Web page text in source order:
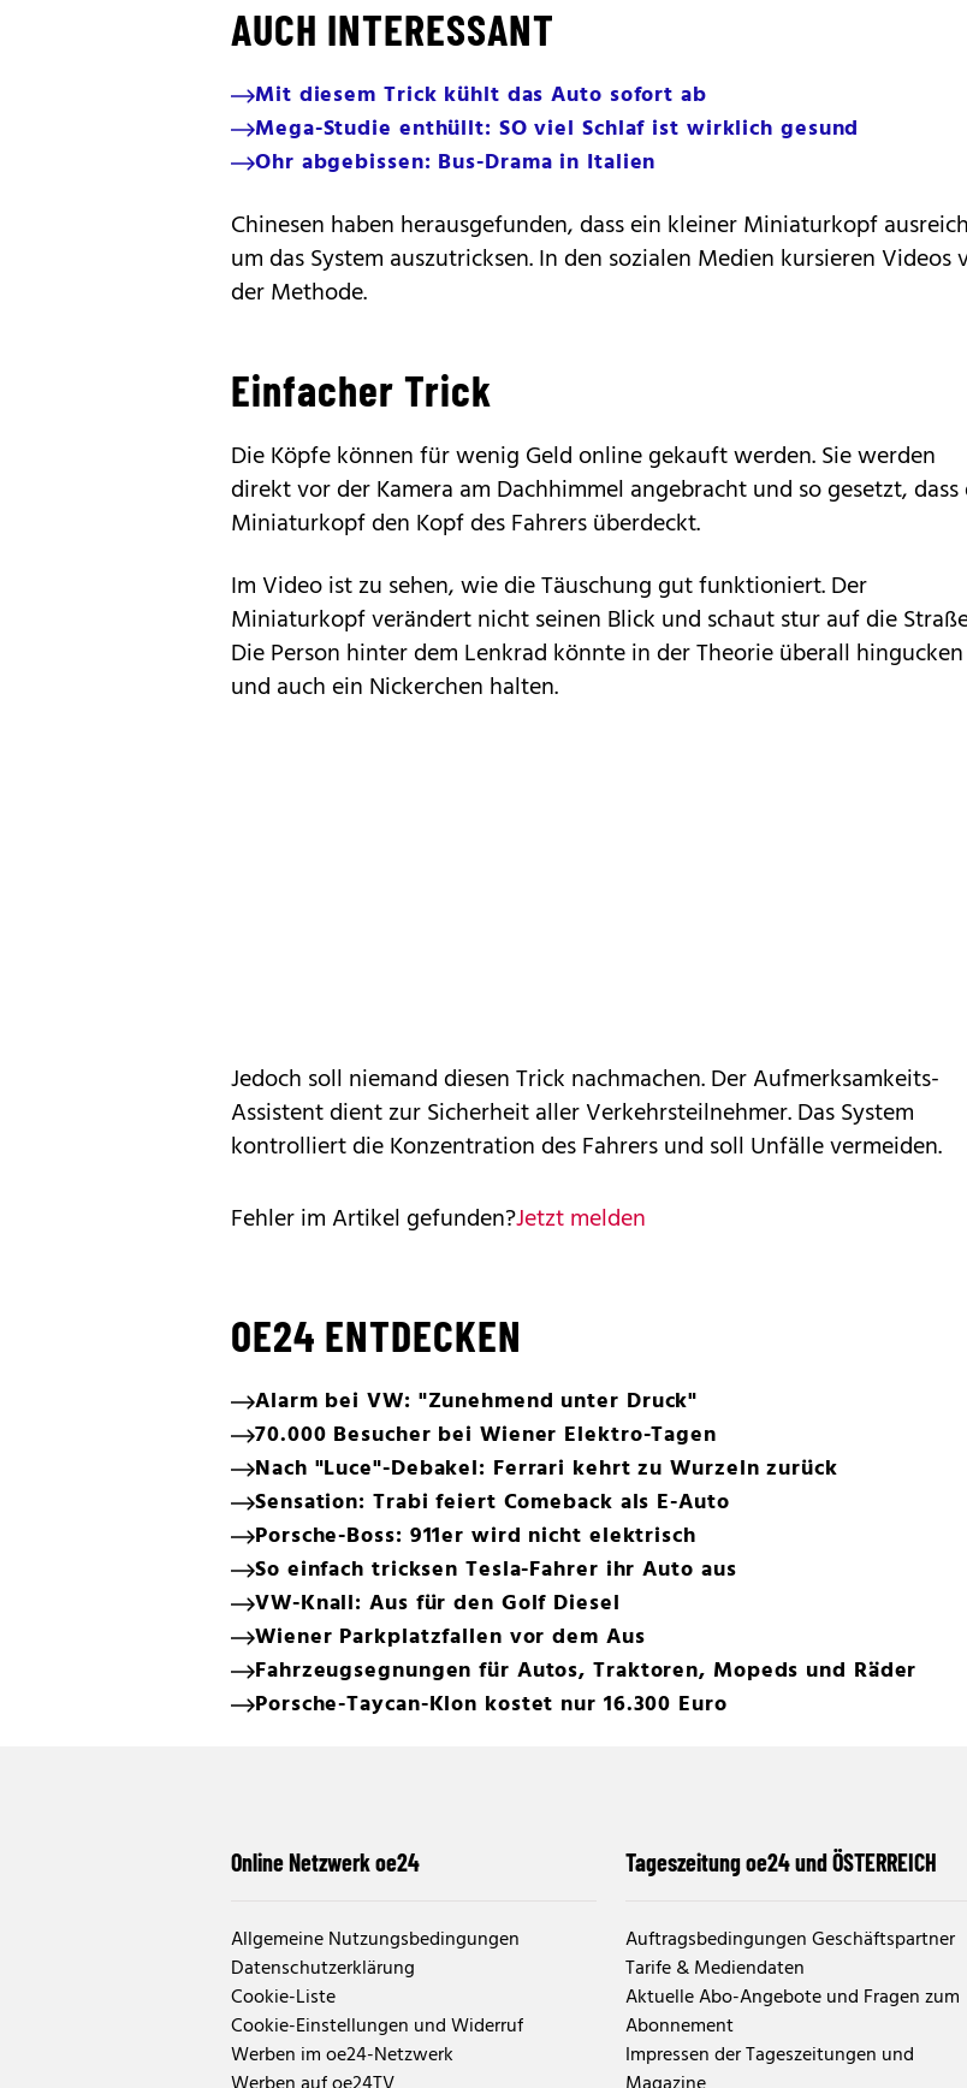
AUCH INTERESSANT
Mit diesem Trick kühlt das Auto sofort ab
Mega-Studie enthüllt: SO viel Schlaf ist wirklich gesund
Ohr abgebissen: Bus-Drama in Italien
Chinesen haben herausgefunden, dass ein kleiner Miniaturkopf
um das System auszutricksen. In den sozialen Medien kursieren Videos
der Methode.
Einfacher Trick
Die Köpfe können für wenig Geld online gekauft werden. Sie werden
direkt vor der Kamera am Dachhimmel angebracht und so gesetzt, dass
Miniaturkopf den Kopf des Fahrers überdeckt.
Im Video ist zu sehen, wie die Täuschung gut funktioniert. Der
Miniaturkopf verändert nicht seinen Blick und schaut stur auf die
Die Person hinter dem Lenkrad könnte in der Theorie überall hingucken
und auch ein Nickerchen halten.
Jedoch soll niemand diesen Trick nachmachen. Der Aufmerksamkeits-
Assistent dient zur Sicherheit aller Verkehrsteilnehmer. Das System
kontrolliert die Konzentration des Fahrers und soll Unfälle vermeiden.
Fehler im Artikel gefunden?Jetzt melden
OE24 ENTDECKEN
Alarm bei VW: "Zunehmend unter Druck"
70.000 Besucher bei Wiener Elektro-Tagen
Nach "Luce"-Debakel: Ferrari kehrt zu Wurzeln zurück
Sensation: Trabi feiert Comeback als E-Auto
Porsche-Boss: 911er wird nicht elektrisch
So einfach tricksen Tesla-Fahrer ihr Auto aus
VW-Knall: Aus für den Golf Diesel
Wiener Parkplatzfallen vor dem Aus
Fahrzeugsegnungen für Autos, Traktoren, Mopeds und Räder
Porsche-Taycan-Klon kostet nur 16.300 Euro
Online Netzwerk oe24
Allgemeine Nutzungsbedingungen
Datenschutzerklärung
Cookie-Liste
Cookie-Einstellungen und Widerruf
Werben im oe24-Netzwerk
Tageszeitung oe24 und ÖSTERREICH
Auftragsbedingungen Geschäftspartner
Tarife & Mediendaten
Aktuelle Abo-Angebote und Fragen zum
Abonnement
Impressen der Tageszeitungen und